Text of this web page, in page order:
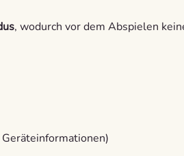
, wodurch vor dem Abspielen